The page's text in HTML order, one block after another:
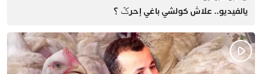
يالفيديو.. علاش كولشي باغي إحرݣ ؟